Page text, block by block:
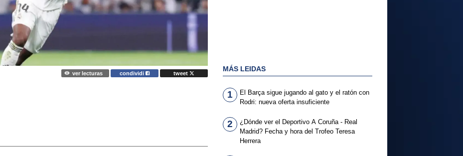
ver lecturas condividi tweet
MÁS LEIDAS
1
El Barça sigue jugando al gato y el ratón con
Rodri: nueva oferta insuficiente
2
¿Dónde ver el Deportivo A Coruña - Real
Madrid? Fecha y hora del Trofeo Teresa
Herrera